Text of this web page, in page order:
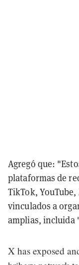
Agregó que:
plataformas de
TikTok,
vinculados a
amplias, incluida
X has exposed